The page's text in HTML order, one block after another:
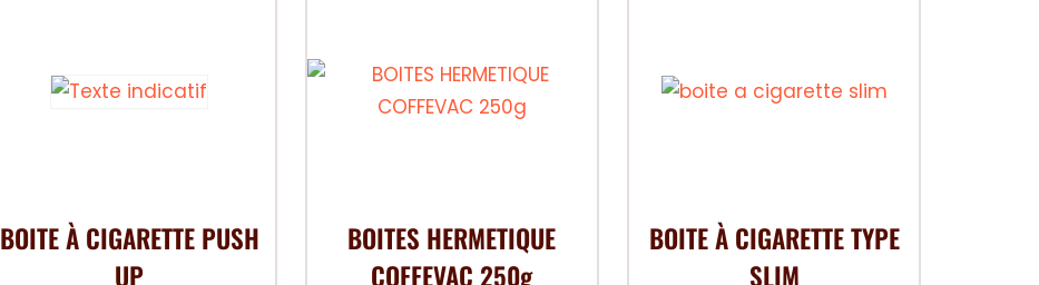
BOITE À CIGARETTE PUSH
UP
BOITES HERMETIQUE
COFFEVAC 250g
BOITE À CIGARETTE TYPE
SLIM